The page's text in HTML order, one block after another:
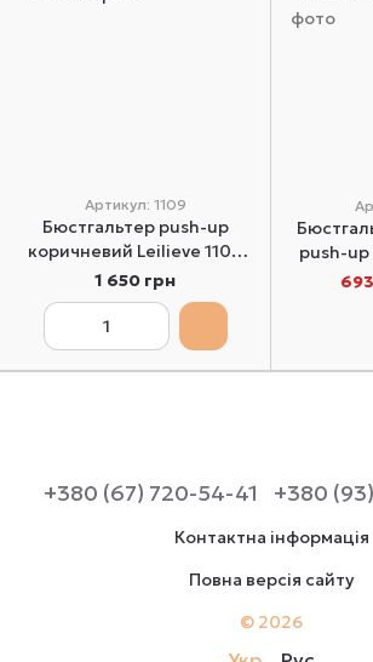
Артикул: 1109
Бюстгальтер push-up
коричневий Leilieve 1109
70B
1 650 грн
push-up
+380 (67) 720-54-41 +380
Контактна інформація
Повна версія сайту
© 2026